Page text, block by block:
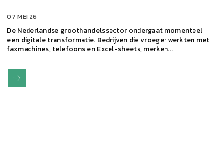
07 MEI,26
De Nederlandse groothandelssector ondergaat momenteel
een digitale transformatie. Bedrijven die vroeger werkten met
faxmachines, telefoons en Excel-sheets, merken...